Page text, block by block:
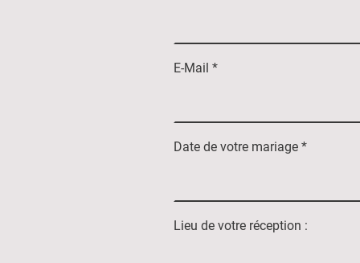
E-Mail *
Date de votre mariage *
Lieu de votre réception :